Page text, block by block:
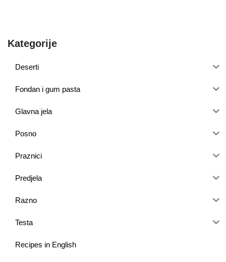
Kategorije
Deserti
Fondan i gum pasta
Glavna jela
Posno
Praznici
Predjela
Razno
Testa
Recipes in English